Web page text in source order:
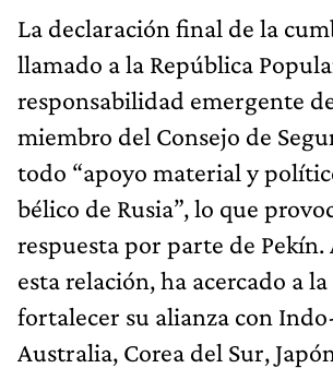
La declaración final de la
llamado a la República
responsabilidad emergente
miembro del Consejo de
todo “apoyo material y
bélico de Rusia”, lo que
respuesta por parte de Pekín.
esta relación, ha acercado a la
fortalecer su alianza con
Australia, Corea del Sur,